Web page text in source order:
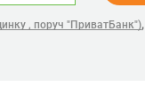
, поруч "ПриватБанк"),